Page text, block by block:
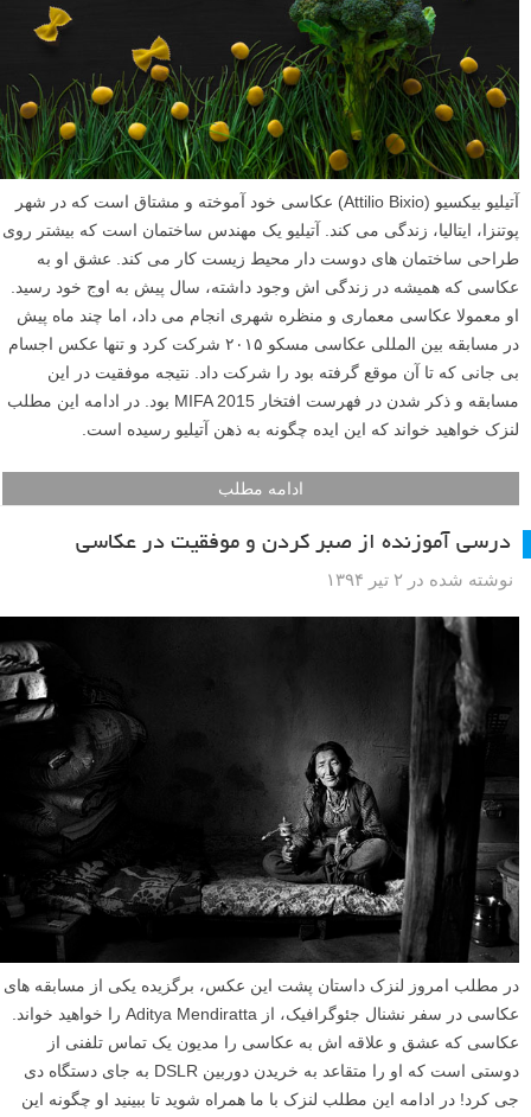
آتیلیو بیکسیو (Attilio Bixio) عکاسی خود آموخته و مشتاق است که در شهر
پوتنزا، ایتالیا، زندگی می کند. آتیلیو یک مهندس ساختمان است که بیشتر روی
طراحی ساختمان های دوست دار محیط زیست کار می کند. عشق او به
عکاسی که همیشه در زندگی اش وجود داشته، سال پیش به اوج خود رسید.
او معمولا عکاسی معماری و منظره شهری انجام می داد، اما چند ماه پیش
در مسابقه بین المللی عکاسی مسکو ۲۰۱۵ شرکت کرد و تنها عکس اجسام
بی جانی که تا آن موقع گرفته بود را شرکت داد. نتیجه موفقیت در این
مسابقه و ذکر شدن در فهرست افتخار MIFA 2015 بود. در ادامه این مطلب
لنزک خواهید خواند که این ایده چگونه به ذهن آتیلیو رسیده است.
ادامه مطلب
درسی آموزنده از صبر کردن و موفقیت در عکاسی
نوشته شده در ۲ تیر ۱۳۹۴
در مطلب امروز لنزک داستان پشت این عکس، برگزیده یکی از مسابقه های
عکاسی در سفر نشنال جئوگرافیک، از Aditya Mendiratta را خواهید خواند.
عکاسی که عشق و علاقه اش به عکاسی را مدیون یک تماس تلفنی از
دوستی است که او را متقاعد به خریدن دوربین DSLR به جای دستگاه دی
جی کرد! در ادامه این مطلب لنزک با ما همراه شوید تا ببینید او چگونه این